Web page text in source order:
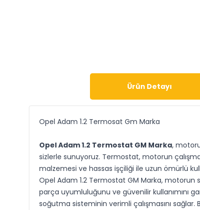
Ürün Detayı
Opel Adam 1.2 Termosat Gm Marka
Opel Adam 1.2 Termostat GM Marka,
sizlerle sunuyoruz. Termostat, motorun
malzemesi ve hassas işçiliği ile uzun ömürlü
Opel Adam 1.2 Termostat GM Marka, motorun
parça uyumluluğunu ve güvenilir kullanımını
soğutma sisteminin verimli çalışmasını